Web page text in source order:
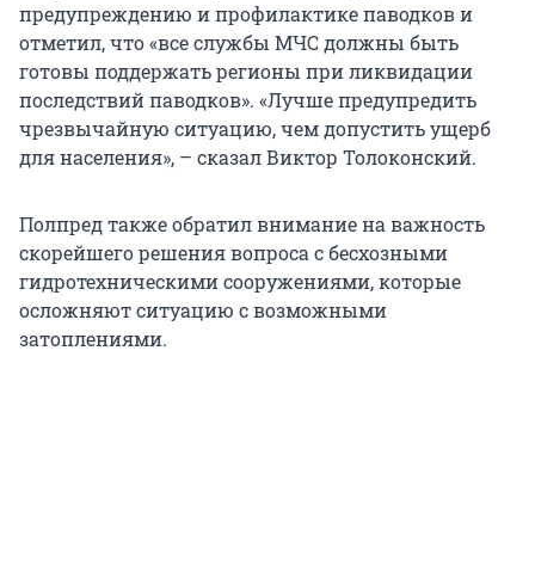
предупреждению и профилактике паводков и
отметил, что «все службы МЧС должны быть
готовы поддержать регионы при ликвидации
последствий паводков». «Лучше предупредить
чрезвычайную ситуацию, чем допустить ущерб
для населения», – сказал Виктор Толоконский.
Полпред также обратил внимание на важность
скорейшего решения вопроса с бесхозными
гидротехническими сооружениями, которые
осложняют ситуацию с возможными
затоплениями.